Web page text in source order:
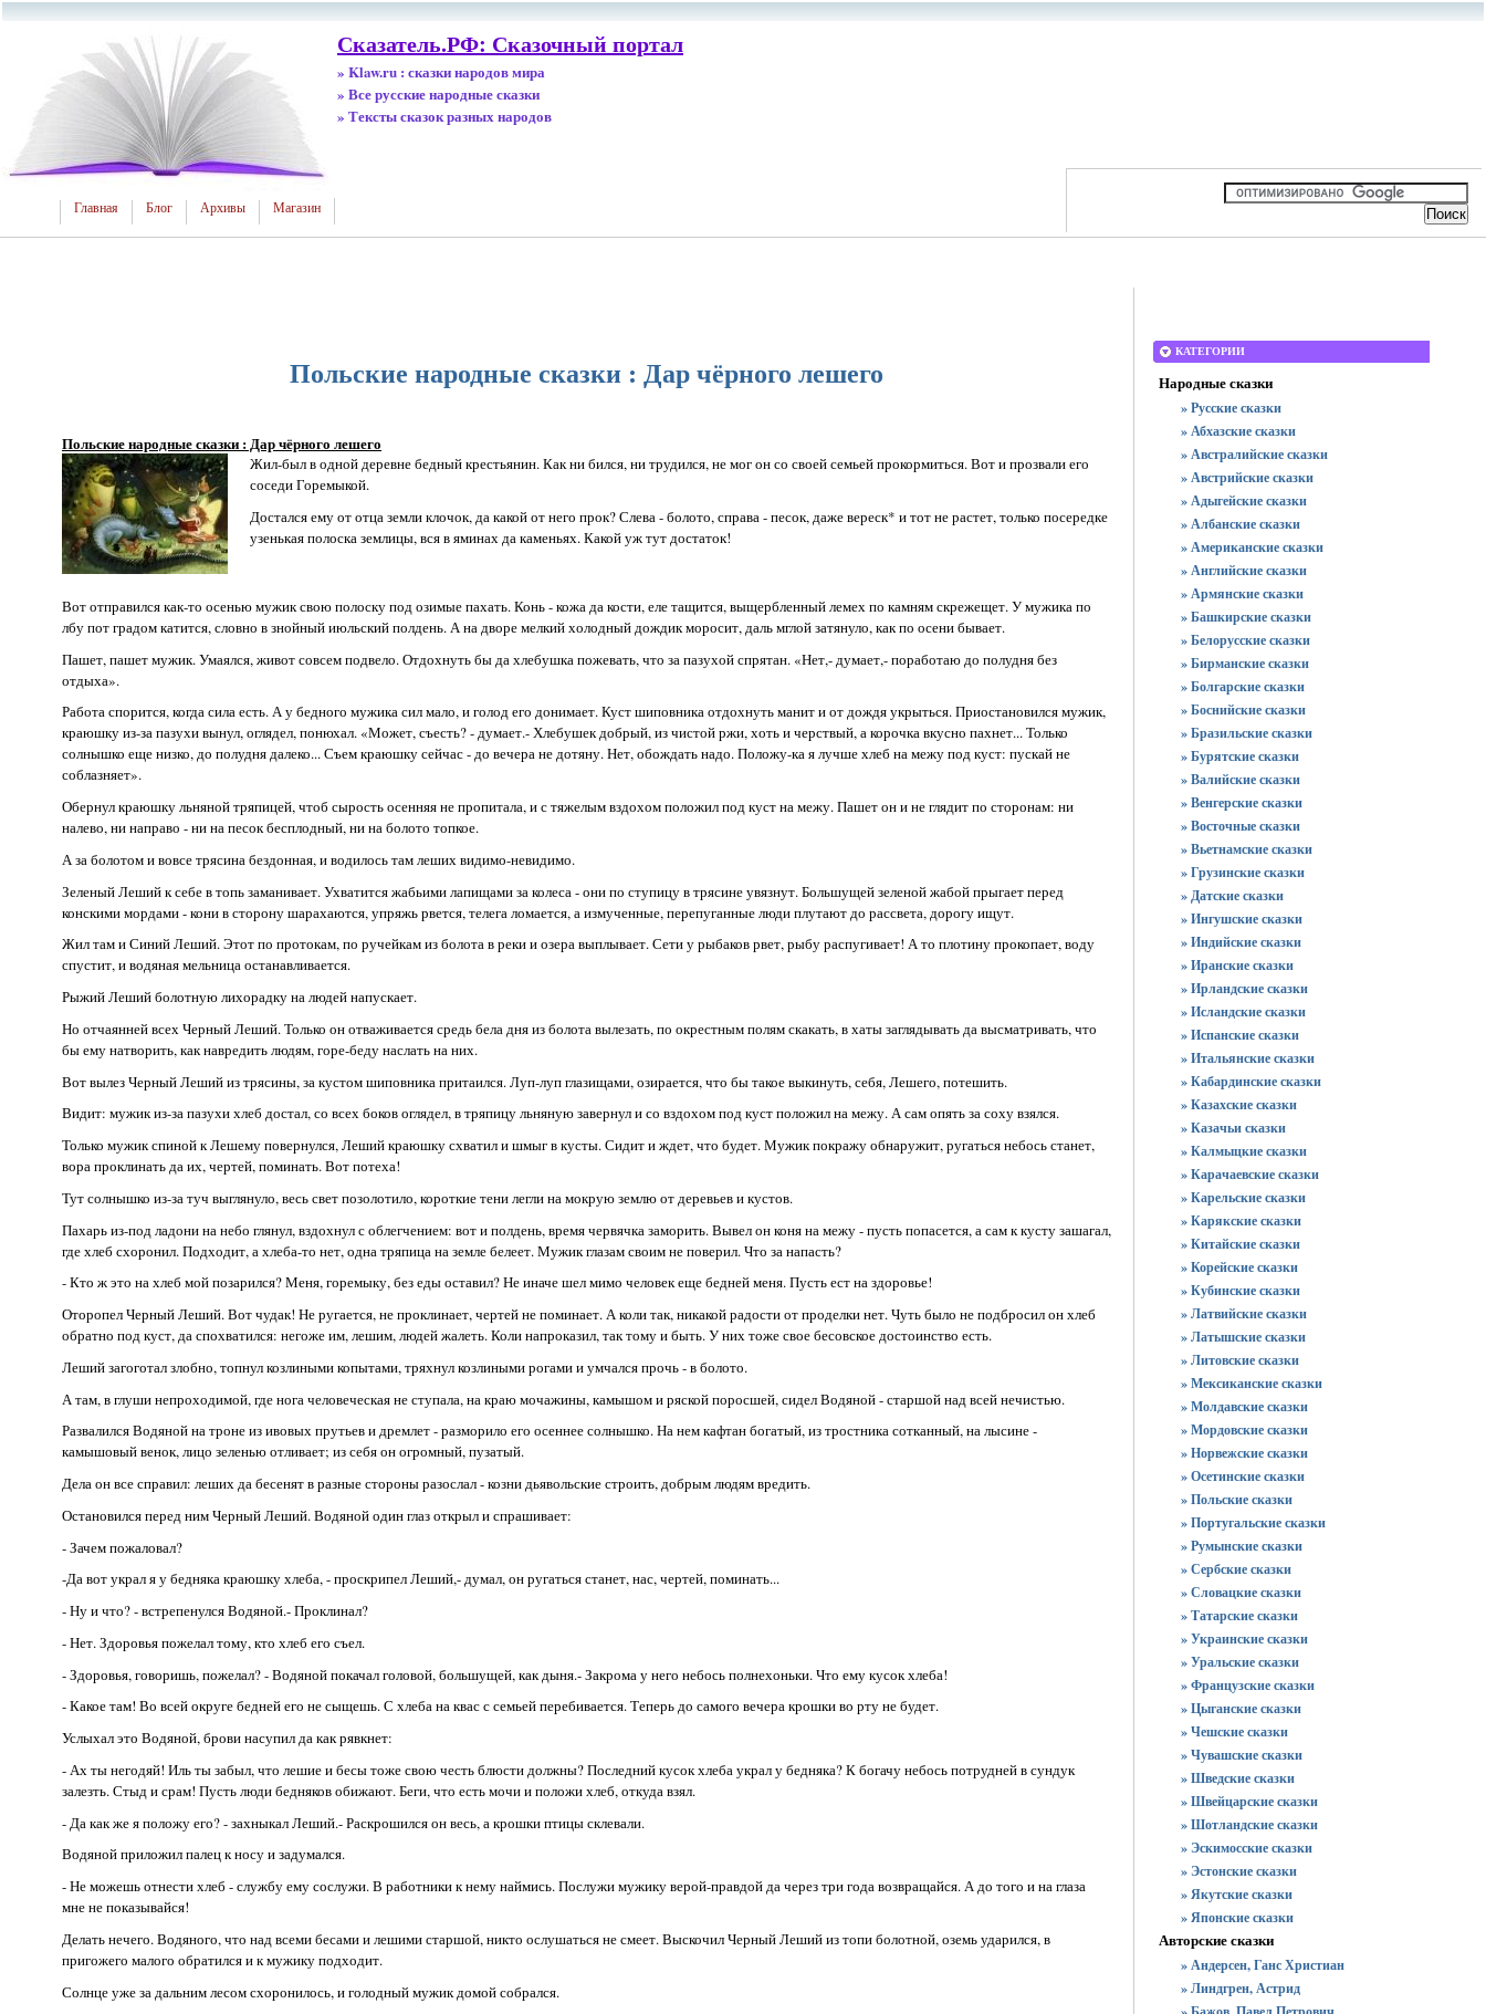
Сказатель.РФ: Сказочный портал
» Klaw.ru : сказки народов мира
» Все русские народные сказки
» Тексты сказок разных народов
Главная Блог Архивы Магазин
Польские народные сказки : Дар чёрного лешего
Польские народные сказки : Дар чёрного лешего
Жил-был в одной деревне бедный крестьянин. Как ни бился, ни трудился, не мог он со своей семьей прокормиться. Вот и прозвали его
соседи Горемыкой.
Достался ему от отца земли клочок, да какой от него прок? Слева - болото, справа - песок, даже вереск* и тот не растет, только посередке
узенькая полоска землицы, вся в яминах да каменьях. Какой уж тут достаток!
Вот отправился как-то осенью мужик свою полоску под озимые пахать. Конь - кожа да кости, еле тащится, выщербленный лемех по камням скрежещет. У мужика по
лбу пот градом катится, словно в знойный июльский полдень. А на дворе мелкий холодный дождик моросит, даль мглой затянуло, как по осени бывает.
Пашет, пашет мужик. Умаялся, живот совсем подвело. Отдохнуть бы да хлебушка пожевать, что за пазухой спрятан. «Нет,- думает,- поработаю до полудня без
отдыха».
Работа спорится, когда сила есть. А у бедного мужика сил мало, и голод его донимает. Куст шиповника отдохнуть манит и от дождя укрыться. Приостановился мужик,
краюшку из-за пазухи вынул, оглядел, понюхал. «Может, съесть? - думает.- Хлебушек добрый, из чистой ржи, хоть и черствый, а корочка вкусно пахнет... Только
солнышко еще низко, до полудня далеко... Съем краюшку сейчас - до вечера не дотяну. Нет, обождать надо. Положу-ка я лучше хлеб на межу под куст: пускай не
соблазняет».
Обернул краюшку льняной тряпицей, чтоб сырость осенняя не пропитала, и с тяжелым вздохом положил под куст на межу. Пашет он и не глядит по сторонам: ни
налево, ни направо - ни на песок бесплодный, ни на болото топкое.
А за болотом и вовсе трясина бездонная, и водилось там леших видимо-невидимо.
Зеленый Леший к себе в топь заманивает. Ухватится жабьими лапищами за колеса - они по ступицу в трясине увязнут. Большущей зеленой жабой прыгает перед
конскими мордами - кони в сторону шарахаются, упряжь рвется, телега ломается, а измученные, перепуганные люди плутают до рассвета, дорогу ищут.
Жил там и Синий Леший. Этот по протокам, по ручейкам из болота в реки и озера выплывает. Сети у рыбаков рвет, рыбу распугивает! А то плотину прокопает, воду
спустит, и водяная мельница останавливается.
Рыжий Леший болотную лихорадку на людей напускает.
Но отчаянней всех Черный Леший. Только он отваживается средь бела дня из болота вылезать, по окрестным полям скакать, в хаты заглядывать да высматривать, что
бы ему натворить, как навредить людям, горе-беду наслать на них.
Вот вылез Черный Леший из трясины, за кустом шиповника притаился. Луп-луп глазищами, озирается, что бы такое выкинуть, себя, Лешего, потешить.
Видит: мужик из-за пазухи хлеб достал, со всех боков оглядел, в тряпицу льняную завернул и со вздохом под куст положил на межу. А сам опять за соху взялся.
Только мужик спиной к Лешему повернулся, Леший краюшку схватил и шмыг в кусты. Сидит и ждет, что будет. Мужик покражу обнаружит, ругаться небось станет,
вора проклинать да их, чертей, поминать. Вот потеха!
Тут солнышко из-за туч выглянуло, весь свет позолотило, короткие тени легли на мокрую землю от деревьев и кустов.
Пахарь из-под ладони на небо глянул, вздохнул с облегчением: вот и полдень, время червячка заморить. Вывел он коня на межу - пусть попасется, а сам к кусту зашагал,
где хлеб схоронил. Подходит, а хлеба-то нет, одна тряпица на земле белеет. Мужик глазам своим не поверил. Что за напасть?
- Кто ж это на хлеб мой позарился? Меня, горемыку, без еды оставил? Не иначе шел мимо человек еще бедней меня. Пусть ест на здоровье!
Оторопел Черный Леший. Вот чудак! Не ругается, не проклинает, чертей не поминает. А коли так, никакой радости от проделки нет. Чуть было не подбросил он хлеб
обратно под куст, да спохватился: негоже им, лешим, людей жалеть. Коли напроказил, так тому и быть. У них тоже свое бесовское достоинство есть.
Леший загоготал злобно, топнул козлиными копытами, тряхнул козлиными рогами и умчался прочь - в болото.
А там, в глуши непроходимой, где нога человеческая не ступала, на краю мочажины, камышом и ряской поросшей, сидел Водяной - старшой над всей нечистью.
Развалился Водяной на троне из ивовых прутьев и дремлет - разморило его осеннее солнышко. На нем кафтан богатый, из тростника сотканный, на лысине -
камышовый венок, лицо зеленью отливает; из себя он огромный, пузатый.
Дела он все справил: леших да бесенят в разные стороны разослал - козни дьявольские строить, добрым людям вредить.
Остановился перед ним Черный Леший. Водяной один глаз открыл и спрашивает:
- Зачем пожаловал?
-Да вот украл я у бедняка краюшку хлеба, - проскрипел Леший,- думал, он ругаться станет, нас, чертей, поминать...
- Ну и что? - встрепенулся Водяной.- Проклинал?
- Нет. Здоровья пожелал тому, кто хлеб его съел.
- Здоровья, говоришь, пожелал? - Водяной покачал головой, большущей, как дыня.- Закрома у него небось полнехоньки. Что ему кусок хлеба!
- Какое там! Во всей округе бедней его не сыщешь. С хлеба на квас с семьей перебивается. Теперь до самого вечера крошки во рту не будет.
Услыхал это Водяной, брови насупил да как рявкнет:
- Ах ты негодяй! Иль ты забыл, что лешие и бесы тоже свою честь блюсти должны? Последний кусок хлеба украл у бедняка? К богачу небось потрудней в сундук
залезть. Стыд и срам! Пусть люди бедняков обижают. Беги, что есть мочи и положи хлеб, откуда взял.
- Да как же я положу его? - захныкал Леший.- Раскрошился он весь, а крошки птицы склевали.
Водяной приложил палец к носу и задумался.
- Не можешь отнести хлеб - службу ему сослужи. В работники к нему наймись. Послужи мужику верой-правдой да через три года возвращайся. А до того и на глаза
мне не показывайся!
Делать нечего. Водяного, что над всеми бесами и лешими старшой, никто ослушаться не смеет. Выскочил Черный Леший из топи болотной, оземь ударился, в
пригожего малого обратился и к мужику подходит.
Солнце уже за дальним лесом схоронилось, и голодный мужик домой собрался.
КАТЕГОРИИ
Народные сказки
» Русские сказки
» Абхазские сказки
» Австралийские сказки
» Австрийские сказки
» Адыгейские сказки
» Албанские сказки
» Американские сказки
» Английские сказки
» Армянские сказки
» Башкирские сказки
» Белорусские сказки
» Бирманские сказки
» Болгарские сказки
» Боснийские сказки
» Бразильские сказки
» Бурятские сказки
» Валийские сказки
» Венгерские сказки
» Восточные сказки
» Вьетнамские сказки
» Грузинские сказки
» Датские сказки
» Ингушские сказки
» Индийские сказки
» Иранские сказки
» Ирландские сказки
» Исландские сказки
» Испанские сказки
» Итальянские сказки
» Кабардинские сказки
» Казахские сказки
» Казачьи сказки
» Калмыцкие сказки
» Карачаевские сказки
» Карельские сказки
» Карякские сказки
» Китайские сказки
» Корейские сказки
» Кубинские сказки
» Латвийские сказки
» Латышские сказки
» Литовские сказки
» Мексиканские сказки
» Молдавские сказки
» Мордовские сказки
» Норвежские сказки
» Осетинские сказки
» Польские сказки
» Португальские сказки
» Румынские сказки
» Сербские сказки
» Словацкие сказки
» Татарские сказки
» Украинские сказки
» Уральские сказки
» Французские сказки
» Цыганские сказки
» Чешские сказки
» Чувашские сказки
» Шведские сказки
» Швейцарские сказки
» Шотландские сказки
» Эскимосские сказки
» Эстонские сказки
» Якутские сказки
» Японские сказки
Авторские сказки
» Андерсен, Ганс Христиан
» Линдгрен, Астрид